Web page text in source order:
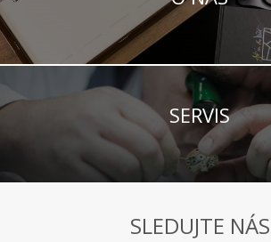
SERVIS
SLEDUJTE NÁS